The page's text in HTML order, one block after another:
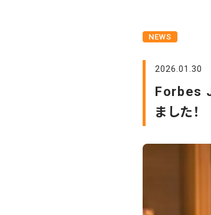
NEWS
2026.01.30
Forbes
ました！